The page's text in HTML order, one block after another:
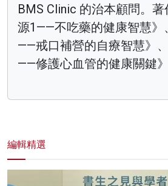
BMS Clinic 的治本顧問。
源1——不吃藥的健康智慧》
——戒口補營的自療智慧》
——修護心血管的健康關鍵》
編輯精選